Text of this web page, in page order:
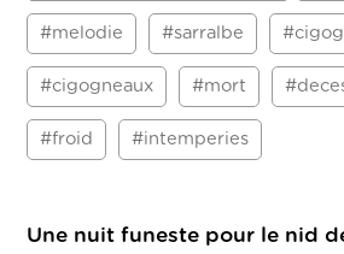
#melodie #sarralbe
#cigogneaux #mort
#froid #intemperies
Une nuit funeste pour le nid